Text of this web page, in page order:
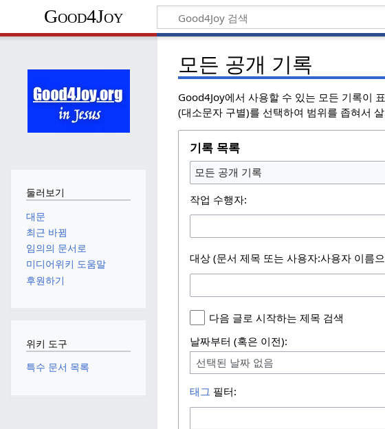
Good4Joy
모든 공개 기록
Good4Joy에서 사용할 수 있는 모든 기록이
(대소문자 구별)를 선택하여 범위를 좁혀서
기록 목록
모든 공개 기록
작업 수행자:
대상 (문서 제목 또는 사용자:사용자 이름
다음 글로 시작하는 제목 검색
날짜부터 (혹은 이전):
선택된 날짜 없음
태그 필터:
둘러보기
대문
최근 바뀜
임의의 문서로
미디어위키 도움말
후원하기
위키 도구
특수 문서 목록